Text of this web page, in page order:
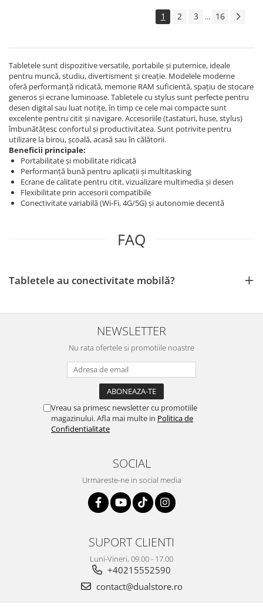
1 2 3 ... 16
Tabletele sunt dispozitive versatile, portabile și puternice, ideale
pentru muncă, studiu, divertisment și creație. Modelele moderne
oferă performanță ridicată, memorie RAM suficientă, spațiu de stocare
generos și ecrane luminoase. Tabletele cu stylus sunt perfecte pentru
desen digital sau luat notițe, în timp ce cele mai compacte sunt
excelente pentru citit și navigare. Accesoriile (tastaturi, huse, stylus)
îmbunătățesc confortul și productivitatea. Sunt potrivite pentru
utilizare la birou, școală, acasă sau în călătorii.
Beneficii principale:
Portabilitate și mobilitate ridicată
Performanță bună pentru aplicații și multitasking
Ecrane de calitate pentru citit, vizualizare multimedia și desen
Flexibilitate prin accesorii compatibile
Conectivitate variabilă (Wi‑Fi, 4G/5G) și autonomie decentă
FAQ
Tabletele au conectivitate mobilă?
NEWSLETTER
Nu rata ofertele si promotiile noastre
Vreau sa primesc newsletter cu promotiile
magazinului. Afla mai multe in Politica de
Confidentialitate
SOCIAL
Urmareste-ne in social media
SUPORT CLIENTI
Luni-Vineri, 09.00 - 17.00
+40215552590
contact@dualstore.ro